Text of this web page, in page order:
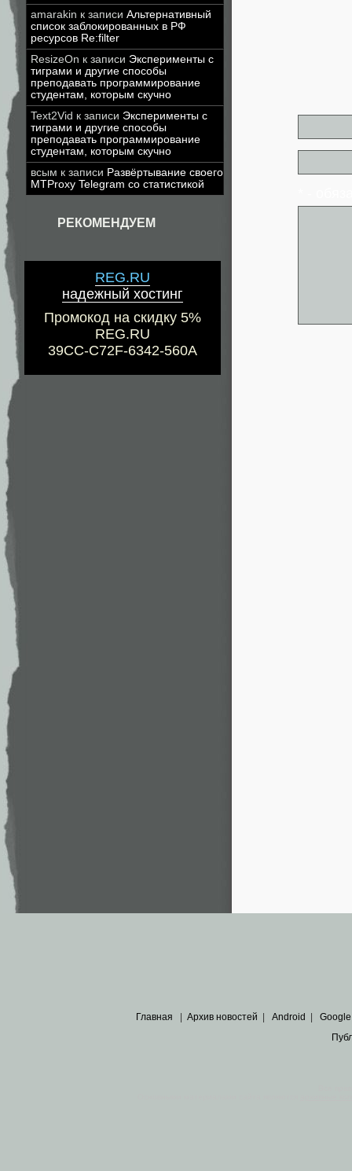
amarakin к записи Альтернативный
список заблокированных в РФ
ресурсов Re:filter
ResizeOn к записи Эксперименты с
тиграми и другие способы
преподавать программирование
студентам, которым скучно
Text2Vid к записи Эксперименты с
тиграми и другие способы
преподавать программирование
студентам, которым скучно
всым к записи Развёртывание своего
MTProxy Telegram со статистикой
РЕКОМЕНДУЕМ
REG.RU
надежный хостинг
Промокод на скидку 5%
REG.RU
39CC-C72F-6342-560A
Главная Архив новостей Android Google